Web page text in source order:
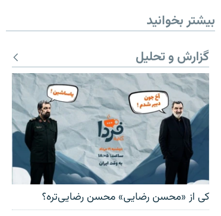
بیشتر بخوانید
گزارش و تحلیل
کی از «محسن رضایی» محسن رضایی‌تره؟